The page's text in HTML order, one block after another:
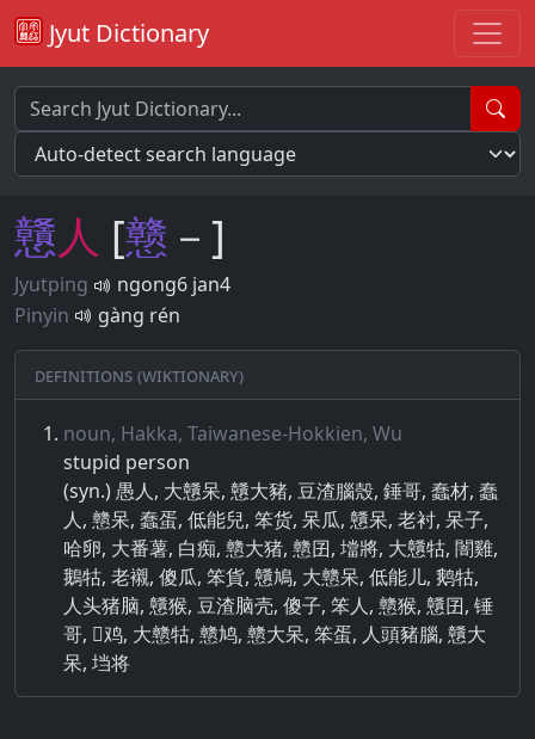
Jyut Dictionary
戇人 [戆 －]
Jyutping
ngong6 jan4
Pinyin
gàng rén
Definitions (Wiktionary)
noun, Hakka, Taiwanese-Hokkien, Wu
stupid person
(syn.) 愚人, 大戇呆, 戇大豬, 豆渣腦殼, 錘哥, 蠢材, 蠢
人, 戆呆, 蠢蛋, 低能兒, 笨货, 呆瓜, 戇呆, 老衬, 呆子,
哈卵, 大番薯, 白痴, 戆大猪, 戆囝, 壋將, 大戇牯, 闇雞,
鵝牯, 老襯, 傻瓜, 笨貨, 戇鳩, 大戆呆, 低能儿, 鹅牯,
人头猪脑, 戇猴, 豆渣脑壳, 傻子, 笨人, 戆猴, 戇囝, 锤
哥, 𬮴鸡, 大戆牯, 戆鸠, 戆大呆, 笨蛋, 人頭豬腦, 戇大
呆, 垱将